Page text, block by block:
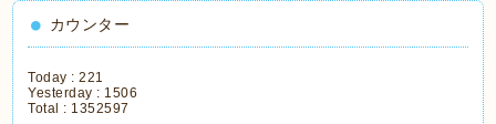
カウンター
Today :221
Yesterday : 1506
Total : 1352597